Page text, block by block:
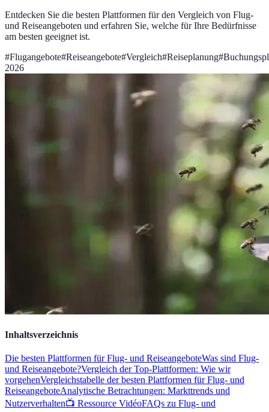
Entdecken Sie die besten Plattformen für den Vergleich von Flug-
und Reiseangeboten und erfahren Sie, welche für Ihre Bedürfnisse
am besten geeignet ist.
#Flugangebote#Reiseangebote#Vergleich#Reiseplanung#
2026
Inhaltsverzeichnis
Die besten Plattformen für Flug- und ReiseangeboteWas sind Flug-
und Reiseangebote?Vergleich der Top-Plattformen: Wie wir
vorgehenVergleichstabelle der besten Plattformen für Flug- und
ReiseangeboteAnalytische Betrachtungen: Markttrends und
Nutzerverhalten📺 Ressource VidéoFAQs zu Flug- und